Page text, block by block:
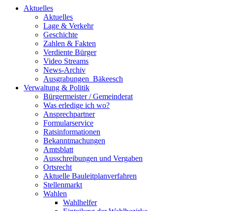
Aktuelles
Aktuelles
Lage & Verkehr
Geschichte
Zahlen & Fakten
Verdiente Bürger
Video Streams
News-Archiv
Ausgrabungen_Bäkeesch
Verwaltung & Politik
Bürgermeister / Gemeinderat
Was erledige ich wo?
Ansprechpartner
Formularservice
Ratsinformationen
Bekanntmachungen
Amtsblatt
Ausschreibungen und Vergaben
Ortsrecht
Aktuelle Bauleitplanverfahren
Stellenmarkt
Wahlen
Wahlhelfer